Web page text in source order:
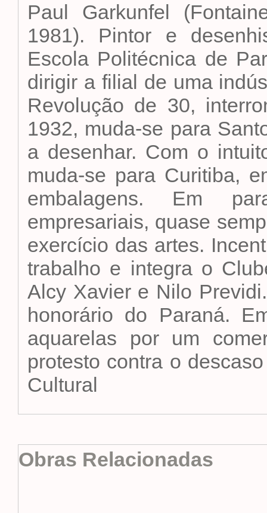
Paul Garkunfel
1981). Pintor e
Escola Politécnica de
dirigir a filial de uma
Revolução de 30,
1932, muda-se para
a desenhar. Com o
muda-se para Curitiba,
embalagens. Em
empresariais, quase
exercício das artes.
trabalho e integra o
Alcy Xavier e Nilo
honorário do Paraná.
aquarelas por um
protesto contra o
Cultural
Obras Relacionadas